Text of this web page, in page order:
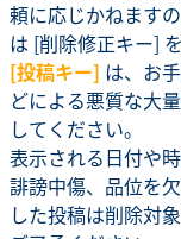
頼に応じかねます
は [削除修正キー]
[投稿キー] は、お
どによる悪質な大
してください。
表示される日付や
誹謗中傷、品位を
した投稿は削除対